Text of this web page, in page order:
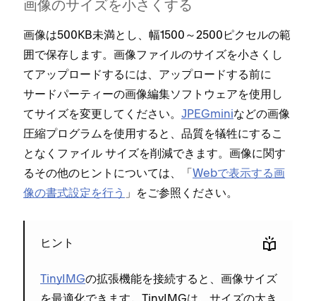
画像のサイズを小さくする
画像は500KB未満とし⁠、幅1500～2500ピクセルの範
囲で保存します⁠。画像フ⁠ァイルのサイズを小さくし
てア⁠ップロ⁠ードするには⁠、ア⁠ップロ⁠ードする前に
サ⁠ードパ⁠ーテ⁠ィ⁠ーの画像編集ソフトウ⁠ェアを使用し
てサイズを変更してください⁠。 JPEGminiなどの画像
圧縮プログラムを使用すると⁠、品質を犠牲にするこ
となくフ⁠ァイル サイズを削減できます⁠。画像に関す
るその他のヒントについては⁠、「⁠Webで表示する画
像の書式設定を行う ⁠」をご参照ください⁠。
ヒント
TinyIMGの拡張機能を接続すると⁠、画像サイズ
を最適化できます⁠。TinyIMGは⁠、サイズの大き